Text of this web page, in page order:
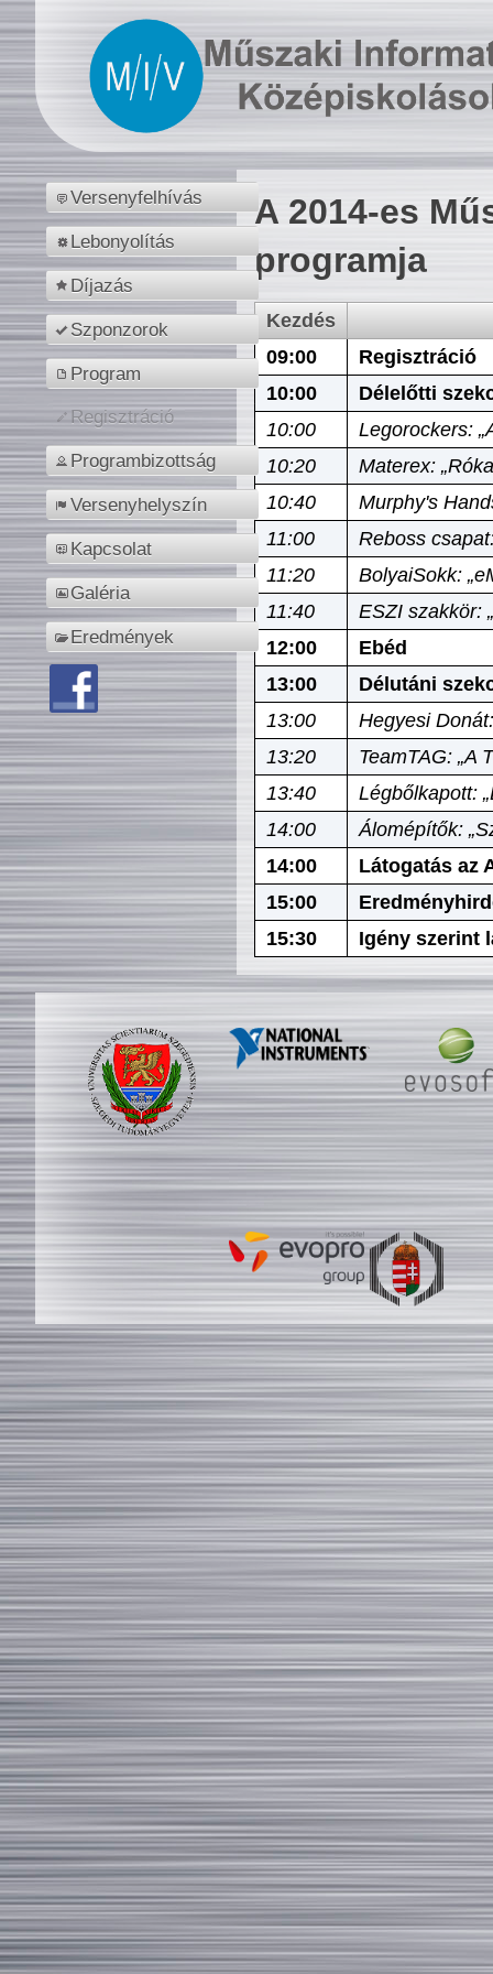
Versenyfelhívás
Lebonyolítás
Díjazás
Szponzorok
Program
Regisztráció
Programbizottság
Versenyhelyszín
Kapcsolat
Galéria
Eredmények
A 2014-es
programja
Kezdés
09:00
Regisztráció
10:00
Délelőtti
10:00
Legorockers:
10:20
Materex:
10:40
Murphy's
11:00
Reboss
11:20
BolyaiSokk:
11:40
ESZI szakkör:
12:00
Ebéd
13:00
Délutáni
13:00
Hegyesi
13:20
TeamTAG: „A
13:40
Légbőlkapott:
14:00
Álomépítők:
14:00
Látogatás az
15:00
15:30
Igény szerint